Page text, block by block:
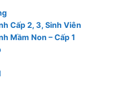
Cấp 2, 3, Sinh Viên
Mầm Non – Cấp 1